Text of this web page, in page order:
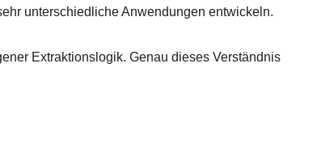
unterschiedliche Anwendungen entwickeln.
Extraktionslogik. Genau dieses Verständnis